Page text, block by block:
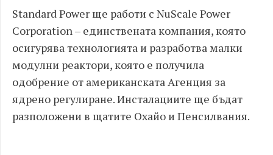
Standard Power ще работи с NuScale Power
Corporation – единствената компания, която
осигурява технологията и разработва малки
модулни реактори, която е получила
одобрение от американската Агенция за
ядрено регулиране. Инсталациите ще бъдат
разположени в щатите Охайо и Пенсилвания.